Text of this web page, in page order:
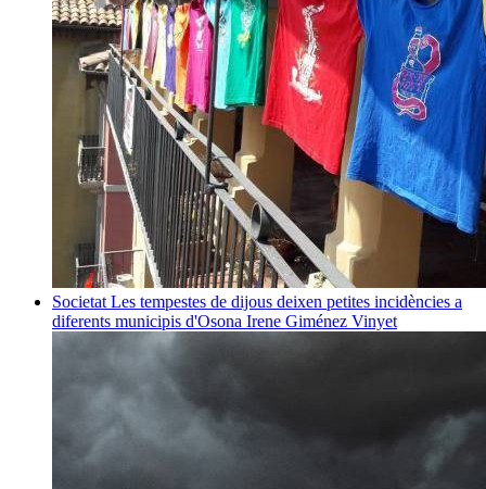
Societat Les tempestes de dijous deixen petites incidències a
diferents municipis d'Osona Irene Giménez Vinyet